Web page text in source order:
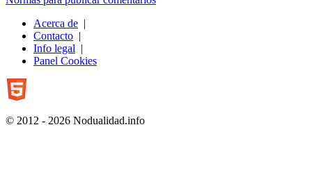
Acerca de |
Contacto |
Info legal |
Panel Cookies
© 2012 - 2026 Nodualidad.info